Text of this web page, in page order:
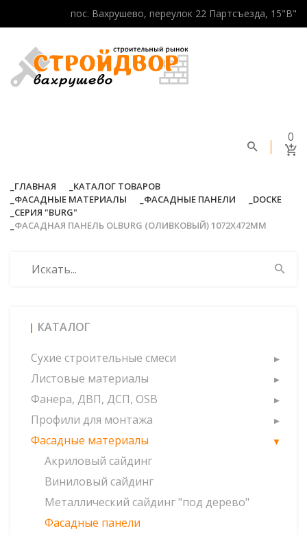
пос. Вахрушево, переулок 22 Партсъезда, 15"В"
0
ГЛАВНАЯ
КАТАЛОГ ТОВАРОВ
ФАСАДНЫЕ МАТЕРИАЛЫ
ФАСАДНЫЕ ПАНЕЛИ
DOCKE
СЕРИЯ "BURG"
ФАСАДНАЯ ПАНЕЛЬ OLBURG (ОЛИВКОВЫЙ) 1072Х472ММ
КАТАЛОГ
Сухие строительные смеси
Листовые материалы
Фанера, ДВП, ДСП, OSB
Профили для монтажа
Фасадные материалы
Акриловый сайдинг
Виниловый сайдинг
Металлический сайдинг "под дерево"
Фасадные панели